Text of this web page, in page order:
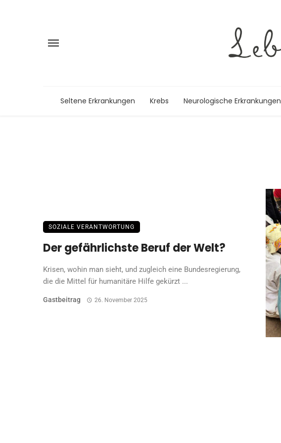
Seltene Erkrankungen Krebs Neurologische Erkrankungen
SOZIALE VERANTWORTUNG
Der gefährlichste Beruf der Welt?
Krisen, wohin man sieht, und zugleich eine Bundesregierung,
die die Mittel für humanitäre Hilfe gekürzt ...
Gastbeitrag 26. November 2025